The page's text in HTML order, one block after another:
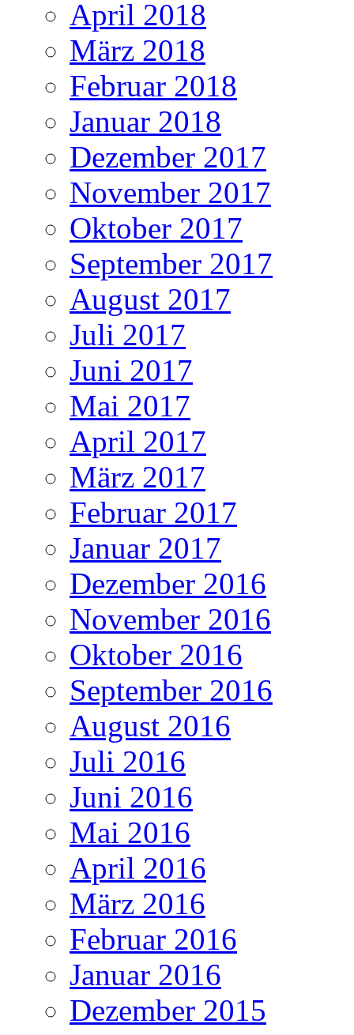
April 2018
März 2018
Februar 2018
Januar 2018
Dezember 2017
November 2017
Oktober 2017
September 2017
August 2017
Juli 2017
Juni 2017
Mai 2017
April 2017
März 2017
Februar 2017
Januar 2017
Dezember 2016
November 2016
Oktober 2016
September 2016
August 2016
Juli 2016
Juni 2016
Mai 2016
April 2016
März 2016
Februar 2016
Januar 2016
Dezember 2015